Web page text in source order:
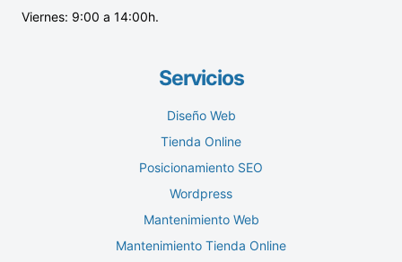
Viernes: 9:00 a 14:00h.
Servicios
Diseño Web
Tienda Online
Posicionamiento SEO
Wordpress
Mantenimiento Web
Mantenimiento Tienda Online